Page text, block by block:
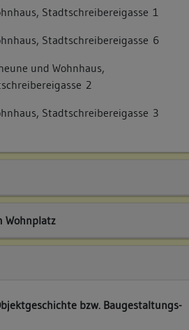
Stadtschreibereigasse 1
Stadtschreibereigasse 6
und Wohnhaus,
2
Stadtschreibereigasse 3
Wohnplatz
bzw. Baugestaltungs-